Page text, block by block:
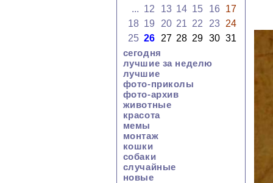
... 12 13 14 15 16
17
18 19 20 21 22 23
24
25 26 27 28 29 30 31
сегодня
лучшие за неделю
лучшие
фото-приколы
фото-архив
животные
красота
мемы
монтаж
кошки
собаки
случайные
новые